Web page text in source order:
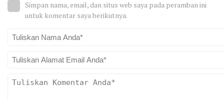
Simpan nama, email, dan situs web saya pada peramban ini
untuk komentar saya berikutnya.